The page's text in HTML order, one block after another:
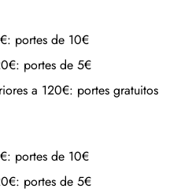
portes de 10€
portes de 5€
a 120€: portes gratuitos
portes de 10€
portes de 5€